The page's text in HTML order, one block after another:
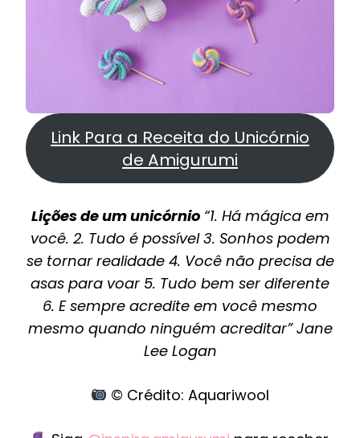
Link Para a Receita do Unicórnio
de Amigurumi
Lições de um unicórnio“1. Há mágica em
você. 2. Tudo é possível 3. Sonhos podem
se tornar realidade 4. Você não precisa de
asas para voar 5. Tudo bem ser diferente
6. E sempre acredite em você mesmo
mesmo quando ninguém acreditar” Jane
Lee Logan
© Crédito: Aquariwool